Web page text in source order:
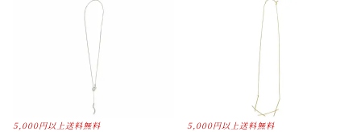
5,000円以上送料無料 5,000円以上送料無料